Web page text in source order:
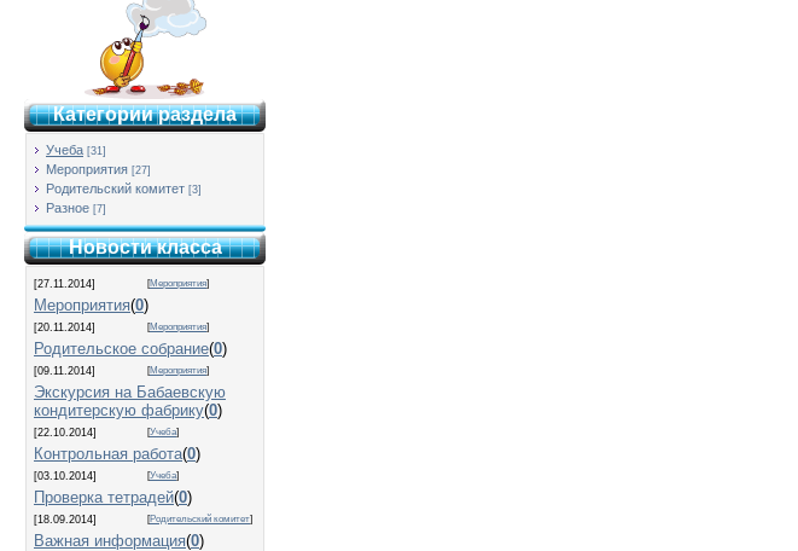
Категории раздела
Учеба [31]
Мероприятия [27]
Родительский комитет [3]
Разное [7]
Новости класса
[27.11.2014] [Мероприятия]
Мероприятия(0)
[20.11.2014] [Мероприятия]
Родительское собрание(0)
[09.11.2014] [Мероприятия]
Экскурсия на Бабаевскую
кондитерскую фабрику(0)
[22.10.2014] [Учеба]
Контрольная работа(0)
[03.10.2014] [Учеба]
Проверка тетрадей(0)
[18.09.2014] [Родительский комитет]
Важная информация(0)